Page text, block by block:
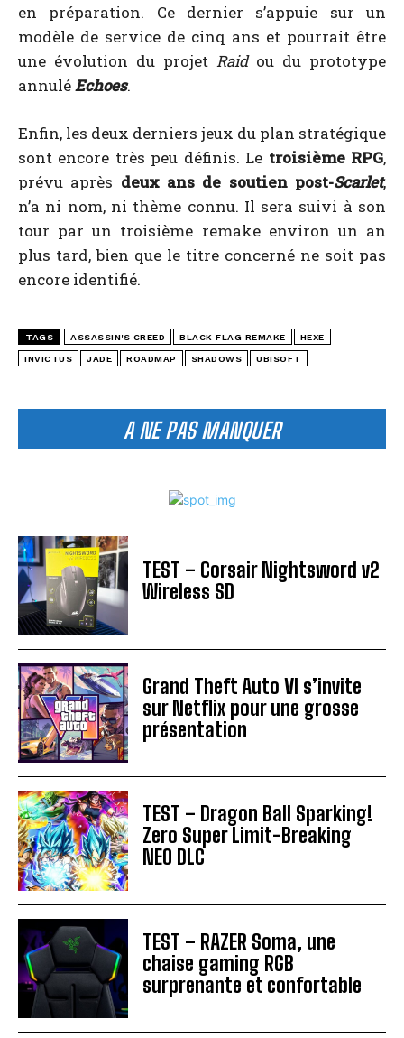
A NE PAS MANQUER
TEST – Corsair Nightsword v2
Wireless SD
Grand Theft Auto VI s’invite
sur Netflix pour une grosse
présentation
TEST – Dragon Ball Sparking!
Zero Super Limit-Breaking
NEO DLC
TEST – RAZER Soma, une
chaise gaming RGB
surprenante et confortable
en préparation. Ce dernier s’appuie sur un
modèle de service de cinq ans et pourrait être
une évolution du projet Raidou du prototype
annuléEchoes.
Enfin, les deux derniers jeux du plan stratégique
sont encore très peu définis. Le troisième RPG,
prévu après deux ans de soutien post-Scarlet,
n’a ni nom, ni thème connu. Il sera suivi à son
tour par un troisième remake environ un an
plus tard, bien que le titre concerné ne soit pas
encore identifié.
TAGS ASSASSIN'S CREED BLACK FLAG REMAKE HEXE
INVICTUS JADE ROADMAP SHADOWS UBISOFT